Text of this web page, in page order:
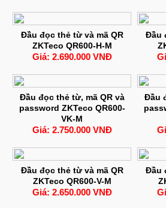
Đầu đọc thẻ từ và mã QR
ZKTeco QR600-H-M
Giá: 2.690.000 VNĐ
Đầu
Đầu đọc thẻ từ, mã QR và
password ZKTeco QR600-
VK-M
Giá: 2.750.000 VNĐ
Đầu
Đầu đọc thẻ từ và mã QR
ZKTeco QR600-V-M
Giá: 2.650.000 VNĐ
Đầu